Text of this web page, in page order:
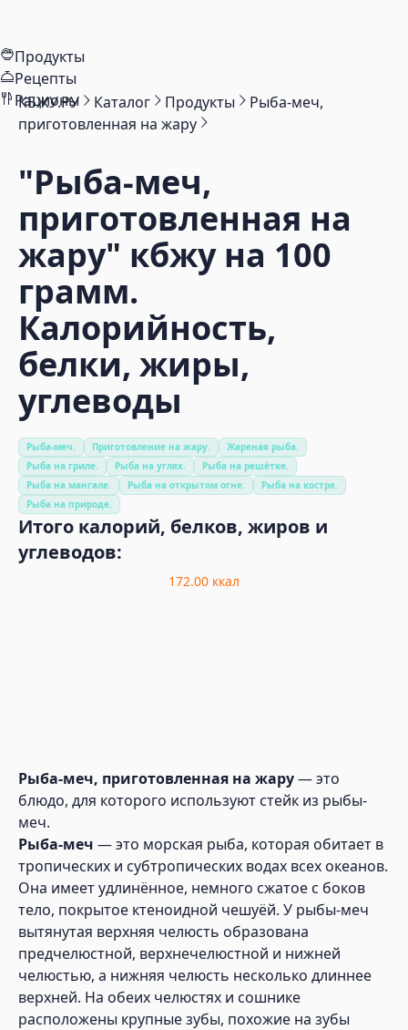
Продукты
Рецепты
Рационы
КБЖУ.РУ Каталог Продукты
Рыба-меч,
приготовленная на жару
"Рыба-меч,
приготовленная на
жару" кбжу на 100
грамм.
Калорийность,
белки, жиры,
углеводы
Рыба-меч. Приготовление на жару.
Жареная рыба.
Рыба на гриле.
Рыба на углях.
Рыба на решётке.
Рыба на мангале.
Рыба на открытом огне.
Рыба на костре.
Рыба на природе.
Итого калорий, белков, жиров и
углеводов:
172.00 ккал
Рыба-меч, приготовленная на жару— это
блюдо, для которого используют стейк из рыбы-
меч.
Рыба-меч — это морская рыба, которая обитает в
тропических и субтропических водах всех океанов.
Она имеет удлинённое, немного сжатое с боков
тело, покрытое ктеноидной чешуёй. У рыбы-меч
вытянутая верхняя челюсть образована
предчелюстной, верхнечелюстной и нижней
челюстью, а нижняя челюсть несколько длиннее
верхней. На обеих челюстях и сошнике
расположены крупные зубы, похожие на зубы